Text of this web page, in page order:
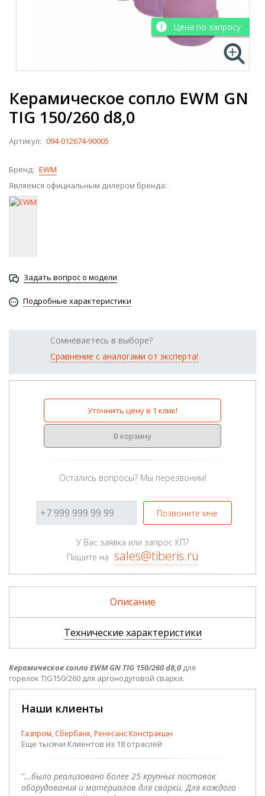
Керамическое сопло EWM GN
TIG 150/260 d8,0
Артикул: 094-012674-90005
Бренд: EWM
Являемся официальным дилером бренда:
Задать вопрос о модели
Подробные характеристики
Сомневаетесь в выборе?
Сравнение с аналогами от эксперта!
Уточнить цену в 1 клик!
В корзину
Остались вопросы? Мы перезвоним!
Позвоните мне
У Вас заявка или запрос КП?
Пишите на sales@tiberis.ru
Цена по запросу
Описание
Технические характеристики
Керамическое сопло EWM GN TIG 150/260 d8,0 для
горелок TIG150/260 для аргонодуговой сварки.
Наши клиенты
Газпром, Сбербанк, Ренесанс Констракшн
Еще тысячи Клиентов из 18 отраслей
"...было реализовано более 25 крупных поставок
оборудования и материалов для сварки. Для каждого